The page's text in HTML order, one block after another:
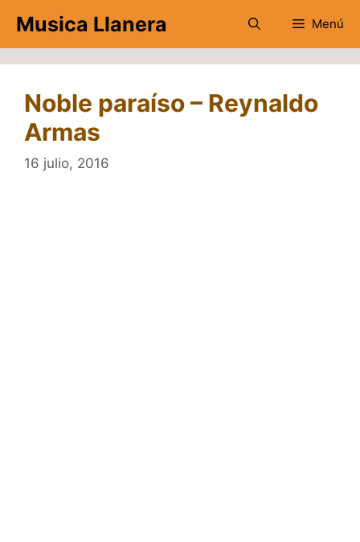
contenido
Musica Llanera Menú
Noble paraíso – Reynaldo
Armas
16 julio, 2016